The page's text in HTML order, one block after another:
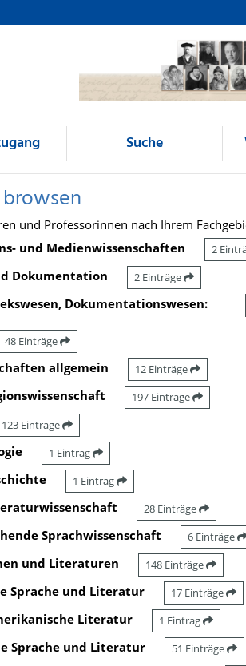
Suche
und Professorinnen nach Ihrem
und Medienwissenschaften
2
Dokumentation 2 Einträge
Dokumentationswesen:
48 Einträge
allgemein 12 Einträge
197 Einträge
123 Einträge
1 Eintrag
1 Eintrag
28 Einträge
Sprachwissenschaft 6 Einträge
und Literaturen 148 Einträge
Sprache und Literatur 17 Einträge
Literatur 1 Eintrag
Sprache und Literatur 51 Einträge